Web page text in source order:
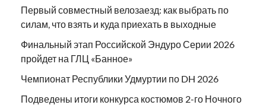
Первый совместный велозаезд: как выбрать по
силам, что взять и куда приехать в выходные
Финальный этап Российской Эндуро Серии 2026
пройдет на ГЛЦ «Банное»
Чемпионат Республики Удмуртии по DH 2026
Подведены итоги конкурса костюмов 2-го Ночного